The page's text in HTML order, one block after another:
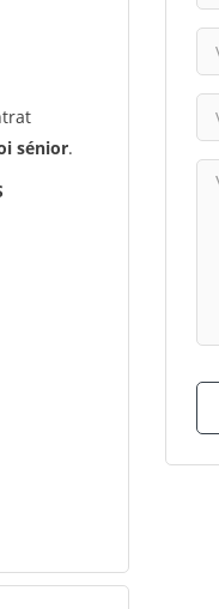
sénior.